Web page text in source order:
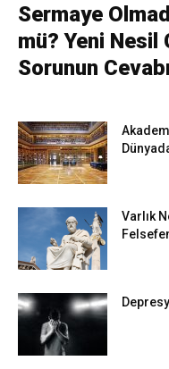
Sermaye
mü? Yeni Nesil
Sorunun
Varlık